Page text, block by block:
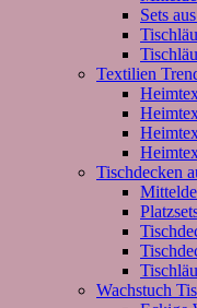
Sets
Textilien
Tischdecken
Wachstuch